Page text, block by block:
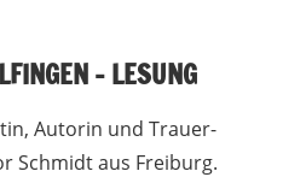
– LESUNG
Autorin und Trauer-
Schmidt aus Freiburg.